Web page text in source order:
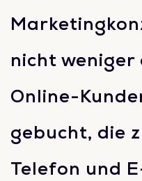
nicht
Online-
gebucht, die
Telefon und